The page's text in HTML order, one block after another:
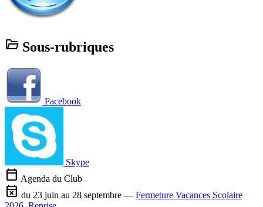
folder_open Sous-rubriques
Facebook
Skype
calendar_today Agenda du Club
event_busy du 23 juin au 28 septembre — Fermeture Vacances Scolaire